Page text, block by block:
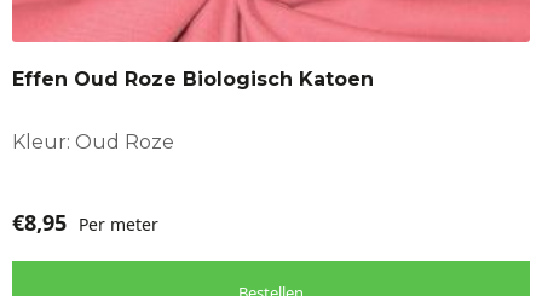
Effen Oud Roze Biologisch Katoen
Kleur: Oud Roze
€8,95 Per meter